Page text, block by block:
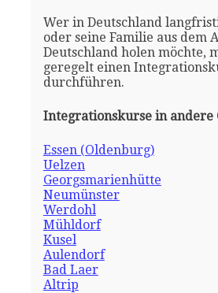
Wer in Deutschland
oder seine Familie aus dem
Deutschland holen möchte,
geregelt einen
durchführen.
Integrationskurse in andere
Essen (Oldenburg)
Uelzen
Georgsmarienhütte
Neumünster
Werdohl
Mühldorf
Kusel
Aulendorf
Bad Laer
Altrip